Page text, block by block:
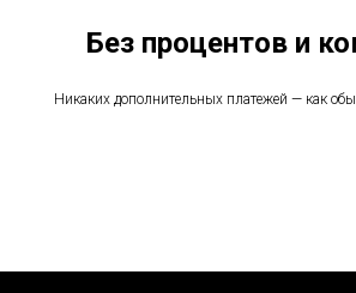
Без процентов и
Никаких дополнительных платежей — как